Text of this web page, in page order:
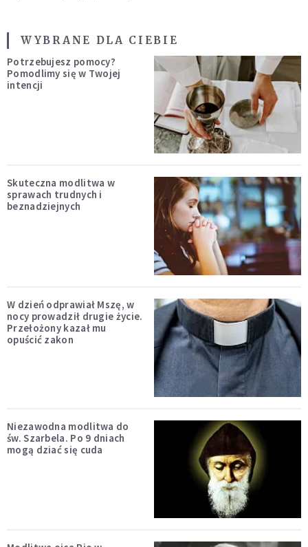
WYBRANE DLA CIEBIE
Potrzebujesz pomocy?
Pomodlimy się w Twojej
intencji
Skuteczna modlitwa w
sprawach trudnych i
beznadziejnych
W dzień odprawiał Mszę, w
nocy prowadził drugie życie.
Przełożony kazał mu
opuścić zakon
Niezawodna modlitwa do
św. Szarbela. Po 9 dniach
mogą dziać się cuda